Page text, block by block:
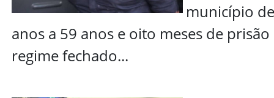
município
anos a 59 anos e oito meses de
regime fechado...